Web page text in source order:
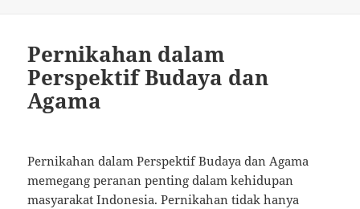
Pernikahan dalam
Perspektif Budaya dan
Agama
Pernikahan dalam Perspektif Budaya dan Agama
memegang peranan penting dalam kehidupan
masyarakat Indonesia. Pernikahan tidak hanya